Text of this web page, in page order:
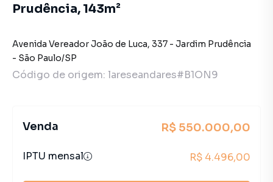
Prudência, 143m²
Avenida Vereador João de Luca, 337 - Jardim Prudência
- São Paulo/SP
Código de origem: lareseandares#B1ON9
Venda R$ 550.000,00
IPTU mensal R$ 4.496,00